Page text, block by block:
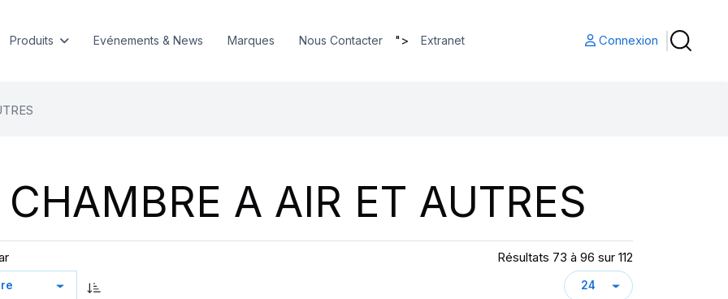
Produits Evénements & News Marques Nous Contacter "> Extranet Connexion
CHAMBRE A AIR ET AUTRES
Résultats 73 à 96 sur 112